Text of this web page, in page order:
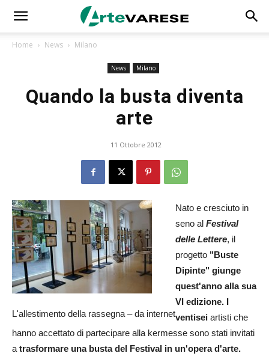
Home News Milano
News Milano
Quando la busta diventa
arte
11 Ottobre 2012
L'allestimento della rassegna – da internet
Nato e cresciuto in
seno al Festival
delle Lettere, il
progetto "Buste
Dipinte" giunge
quest'anno alla sua
VI edizione. I
ventisei artisti che
hanno accettato di partecipare alla kermesse sono stati invitati
a trasformare una busta del Festival in un'operad'arte.